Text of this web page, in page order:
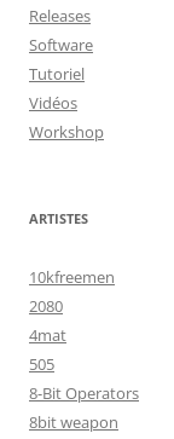
Releases
Software
Tutoriel
Vidéos
Workshop
ARTISTES
10kfreemen
2080
4mat
505
8-Bit Operators
8bit weapon